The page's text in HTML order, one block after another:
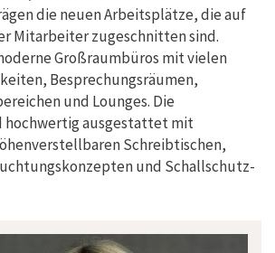
die neuen Arbeitsplätze, die auf
Mitarbeiter zugeschnitten sind.
Großraumbüros mit vielen
Besprechungsräumen,
und Lounges. Die
hochwertig ausgestattet mit
Schreibtischen,
und Schallschutz-